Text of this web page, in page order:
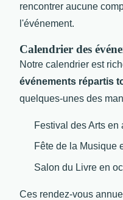
rencontrer aucune
l'événement.
Calendrier des
Notre calendrier est
événements répartis
quelques-unes des
Festival des Arts en
Fête de la Musique
Salon du Livre en
Ces rendez-vous